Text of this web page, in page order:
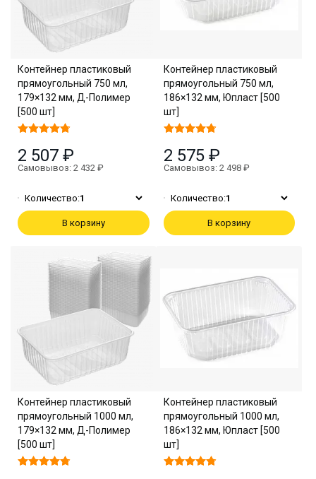
Контейнер пластиковый
прямоугольный 750 мл,
179×132 мм, Д-Полимер
[500 шт]
2 507 ₽
Самовывоз: 2 432 ₽
Количество:1
В корзину
Контейнер пластиковый
прямоугольный 750 мл,
186×132 мм, Юпласт [500
шт]
2 575 ₽
Самовывоз: 2 498 ₽
Количество:1
В корзину
Контейнер пластиковый
прямоугольный 1000 мл,
179×132 мм, Д-Полимер
[500 шт]
Контейнер пластиковый
прямоугольный 1000 мл,
186×132 мм, Юпласт [500
шт]